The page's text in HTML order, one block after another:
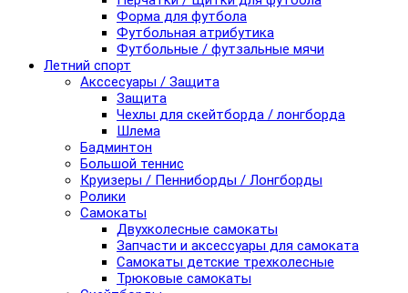
Форма для футбола
Футбольная атрибутика
Футбольные / футзальные мячи
Летний спорт
Акссесуары / Защита
Защита
Чехлы для скейтборда / лонгборда
Шлема
Бадминтон
Большой теннис
Круизеры / Пенниборды / Лонгборды
Ролики
Самокаты
Двухколесные самокаты
Запчасти и аксессуары для самоката
Самокаты детские трехколесные
Трюковые самокаты